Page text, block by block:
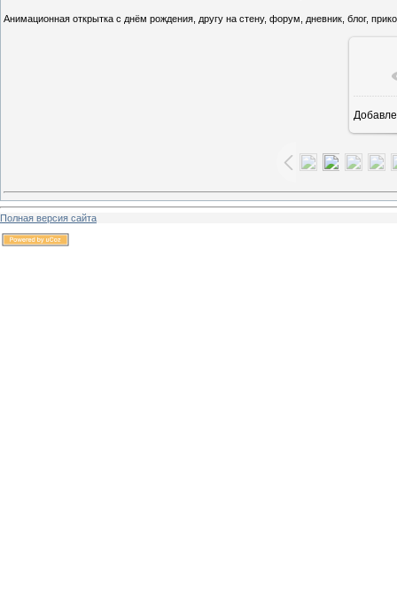
Анимационная открытка с днём рождения, другу на стену, форум, дневник, блог,
Полная версия сайта